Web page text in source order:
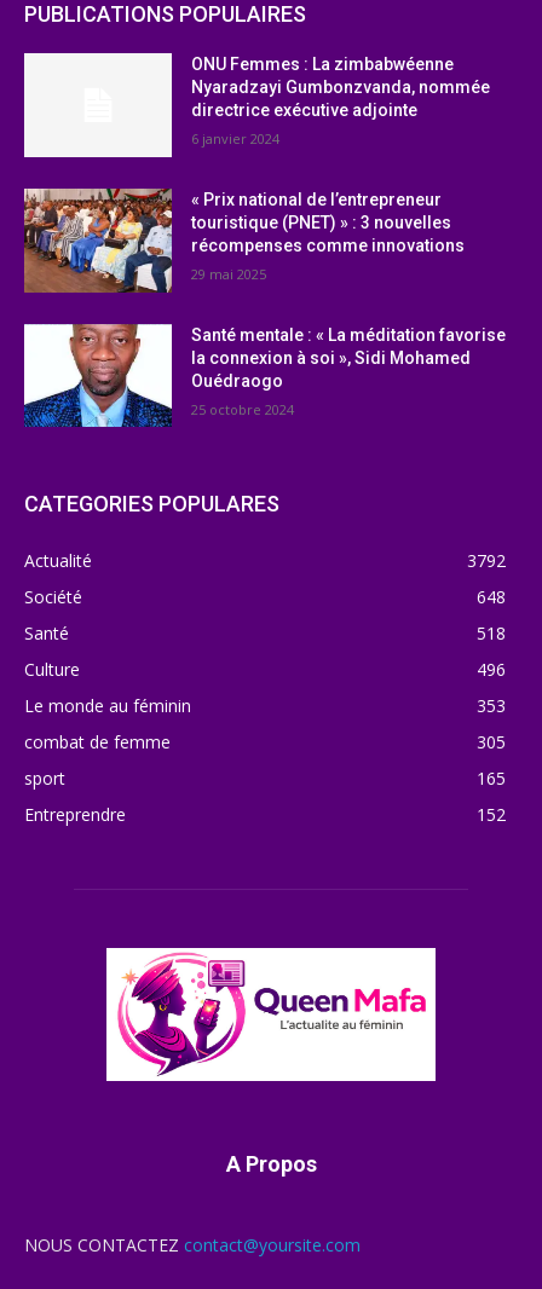
PUBLICATIONS POPULAIRES
ONU Femmes : La zimbabwéenne
Nyaradzayi Gumbonzvanda, nommée
directrice exécutive adjointe
6 janvier 2024
« Prix national de l’entrepreneur
touristique (PNET) » : 3 nouvelles
récompenses comme innovations
29 mai 2025
Santé mentale : « La méditation favorise
la connexion à soi », Sidi Mohamed
Ouédraogo
25 octobre 2024
CATEGORIES POPULARES
Actualité
3792
Société
648
Santé
518
Culture
496
Le monde au féminin
353
combat de femme
305
sport
165
Entreprendre
152
A Propos
NOUS CONTACTEZ contact@yoursite.com